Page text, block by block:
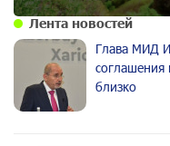
Лента новостей
Глава МИД
близко